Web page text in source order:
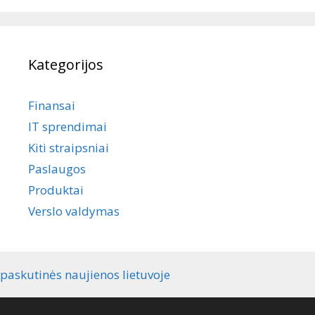
Kategorijos
Finansai
IT sprendimai
Kiti straipsniai
Paslaugos
Produktai
Verslo valdymas
paskutinės naujienos lietuvoje